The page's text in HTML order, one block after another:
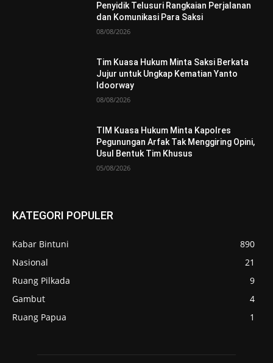
Penyidik Telusuri Rangkaian Perjalanan
dan Komunikasi Para Saksi
08/08/2026
Tim Kuasa Hukum Minta Saksi Berkata
Jujur untuk Ungkap Kematian Yanto
Idoorway
08/08/2026
TIM Kuasa Hukum Minta Kapolres
Pegunungan Arfak Tak Menggiring Opini,
Usul Bentuk Tim Khusus
05/08/2026
KATEGORI POPULER
Kabar Bintuni
890
Nasional
21
Ruang Pilkada
9
Gambut
4
Ruang Papua
1